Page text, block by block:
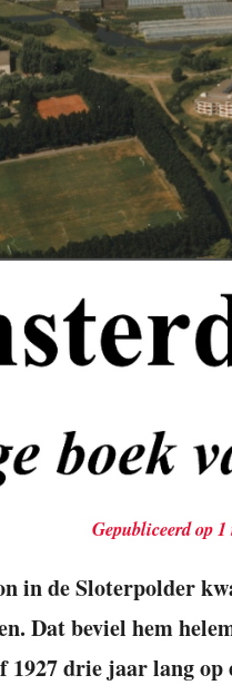
Gepubliceerd op
in de Sloterpolder
Dat beviel hem
drie jaar lang